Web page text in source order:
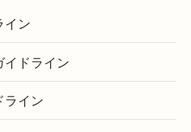
イン
イドライン
ライン